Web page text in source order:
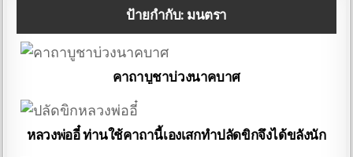
ป้ายกำกับ: มนตรา
คาถาบูชาบ่วงนาคบาศ
หลวงพ่ออี๋ ท่านใช้คาถานี้เองเสกทำปลัดขิกจึงได้ขลังนัก